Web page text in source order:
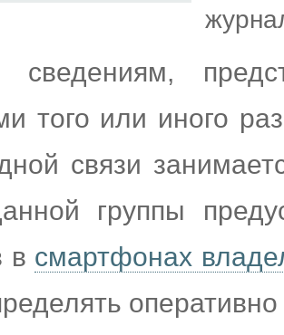
сведениям,
того или иного
связи
группы
в смартфонах